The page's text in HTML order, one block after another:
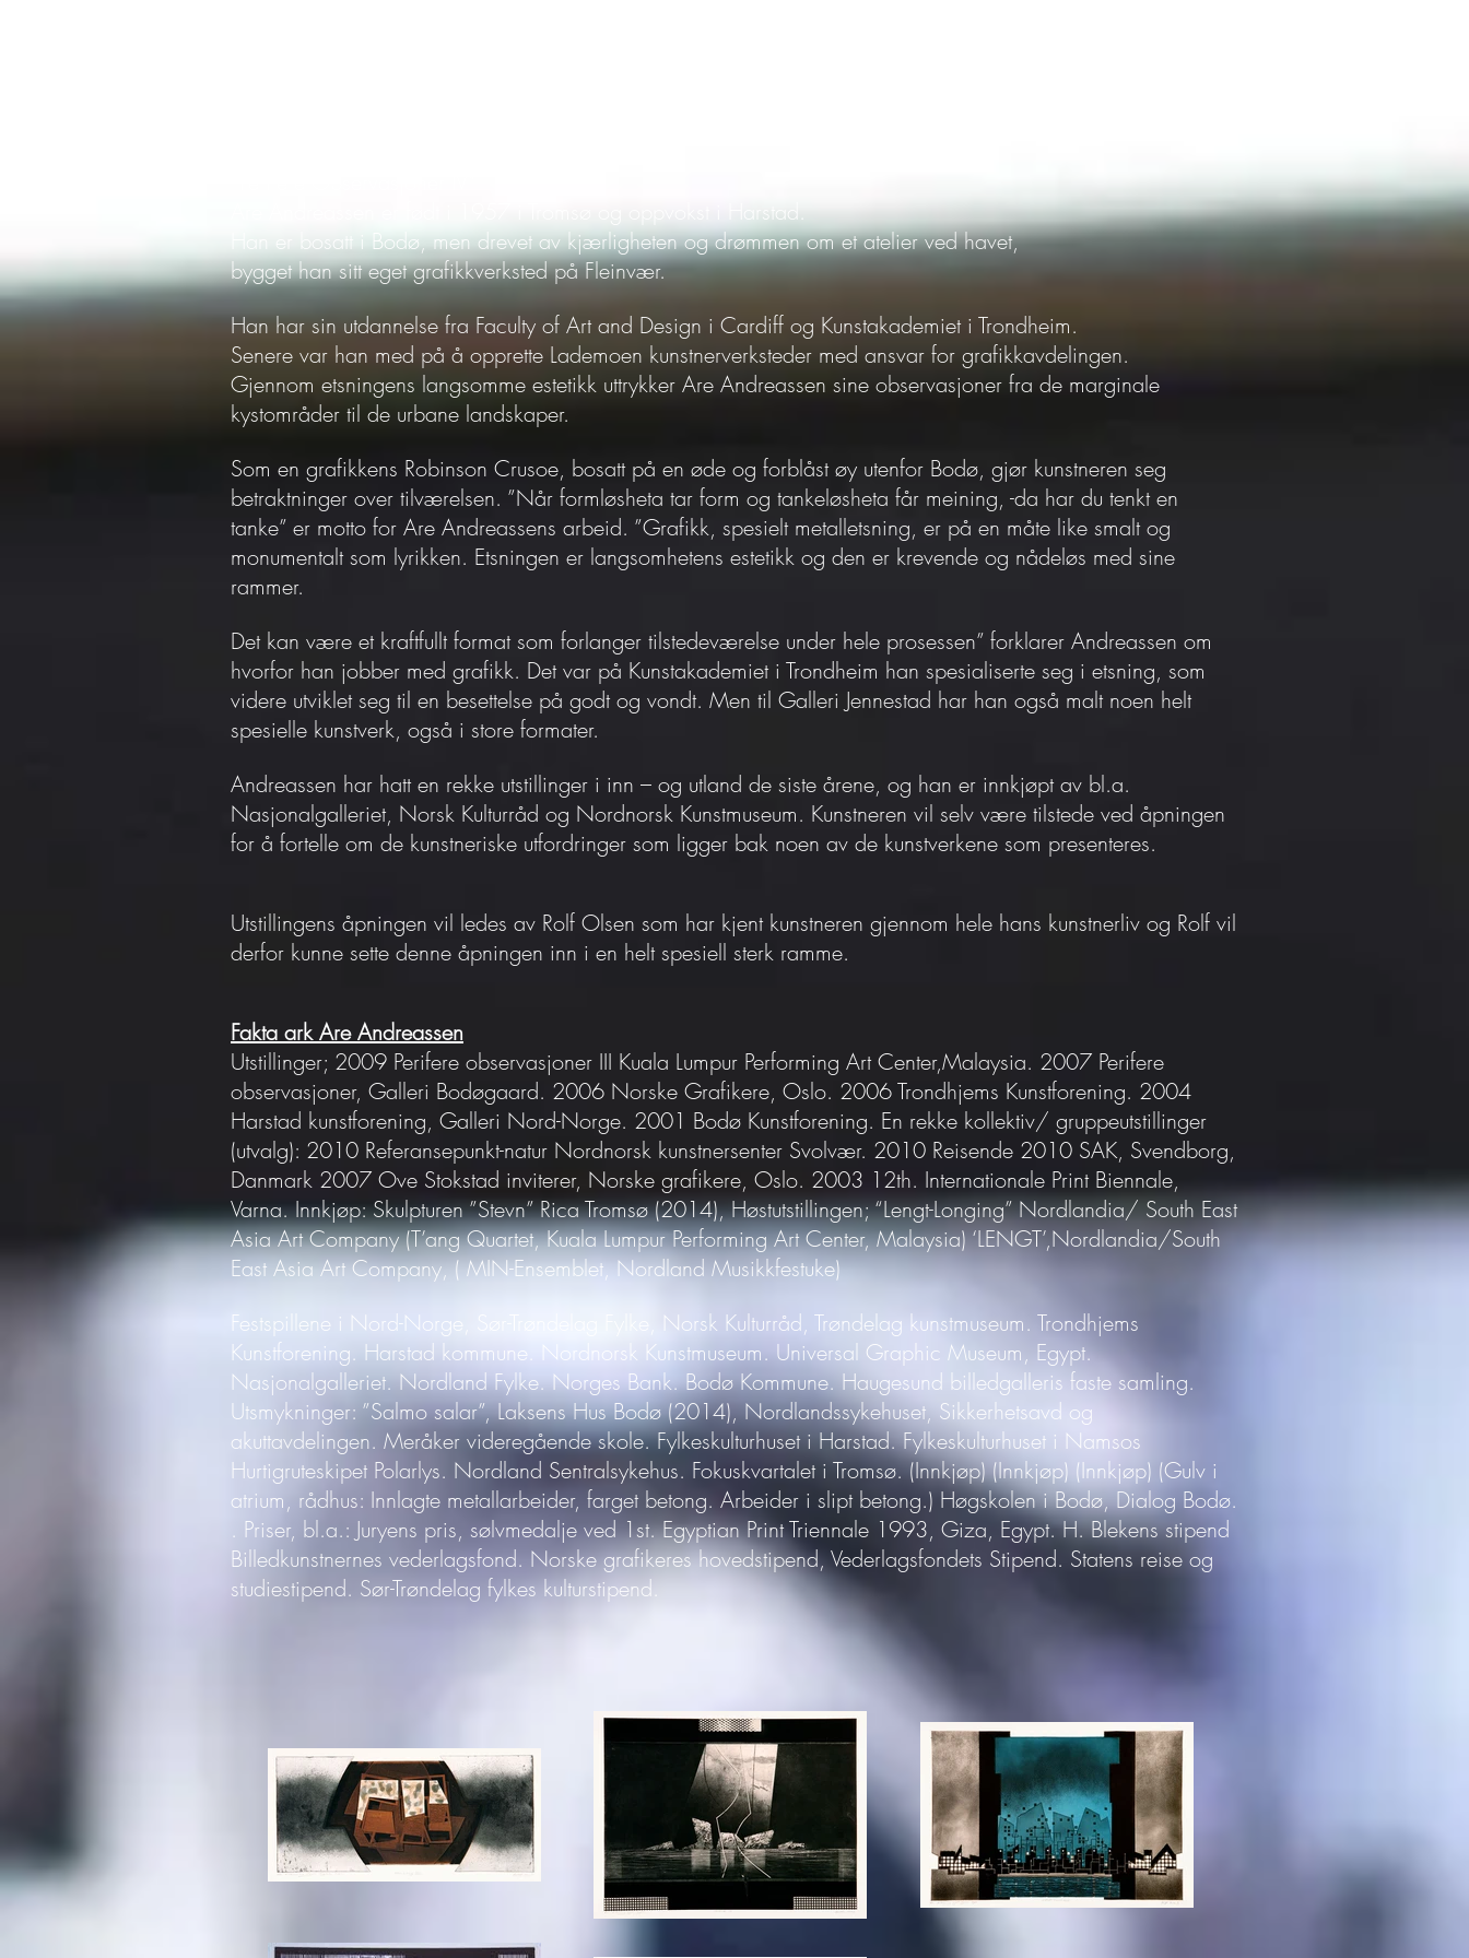
Are Andreassen er født i 1957 i Tromsø og oppvokst i Harstad.
Han er bosatt i Bodø, men drevet av kjærligheten og drømmen om et atelier ved havet,
bygget han sitt eget grafikkverksted på Fleinvær.
Han har sin utdannelse fra Faculty of Art and Design i Cardiff og Kunstakademiet i Trondheim.
Senere var han med på å opprette Lademoen kunstnerverksteder med ansvar for grafikkavdelingen.
Gjennom etsningens langsomme estetikk uttrykker Are Andreassen sine observasjoner fra de marginale
kystområder til de urbane landskaper.
Som en grafikkens Robinson Crusoe, bosatt på en øde og forblåst øy utenfor Bodø, gjør kunstneren seg
betraktninger over tilværelsen. ”Når formløsheta tar form og tankeløsheta får meining, -da har du tenkt en
tanke” er motto for Are Andreassens arbeid. ”Grafikk, spesielt metalletsning, er på en måte like smalt og
monumentalt som lyrikken. Etsningen er langsomhetens estetikk og den er krevende og nådeløs med sine
rammer.
Det kan være et kraftfullt format som forlanger tilstedeværelse under hele prosessen” forklarer Andreassen om
hvorfor han jobber med grafikk. Det var på Kunstakademiet i Trondheim han spesialiserte seg i etsning, som
videre utviklet seg til en besettelse på godt og vondt. Men til Galleri Jennestad har han også malt noen helt
spesielle kunstverk, også i store formater.
Andreassen har hatt en rekke utstillinger i inn – og utland de siste årene, og han er innkjøpt av bl.a.
Nasjonalgalleriet, Norsk Kulturråd og Nordnorsk Kunstmuseum. Kunstneren vil selv være tilstede ved åpningen
for å fortelle om de kunstneriske utfordringer som ligger bak noen av de kunstverkene som presenteres.
Utstillingens åpningen vil ledes av Rolf Olsen som har kjent kunstneren gjennom hele hans kunstnerliv og Rolf vil
derfor kunne sette denne åpningen inn i en helt spesiell sterk ramme.
Fakta ark Are Andreassen
Utstillinger; 2009 Perifere observasjoner III Kuala Lumpur Performing Art Center,Malaysia. 2007 Perifere
observasjoner, Galleri Bodøgaard. 2006 Norske Grafikere, Oslo. 2006 Trondhjems Kunstforening. 2004
Harstad kunstforening, Galleri Nord-Norge. 2001 Bodø Kunstforening. En rekke kollektiv/ gruppeutstillinger
(utvalg): 2010 Referansepunkt-natur Nordnorsk kunstnersenter Svolvær. 2010 Reisende 2010 SAK, Svendborg,
Danmark 2007 Ove Stokstad inviterer, Norske grafikere, Oslo. 2003 12th. Internationale Print Biennale,
Varna. Innkjøp: Skulpturen ”Stevn” Rica Tromsø (2014), Høstutstillingen; “Lengt-Longing” Nordlandia/ South East
Asia Art Company (T’ang Quartet, Kuala Lumpur Performing Art Center, Malaysia) ‘LENGT’,Nordlandia/South
East Asia Art Company, ( MIN-Ensemblet, Nordland Musikkfestuke)
Festspillene i Nord-Norge, Sør-Trøndelag Fylke, Norsk Kulturråd, Trøndelag kunstmuseum. Trondhjems
Kunstforening. Harstad kommune. Nordnorsk Kunstmuseum. Universal Graphic Museum, Egypt.
Nasjonalgalleriet. Nordland Fylke. Norges Bank. Bodø Kommune. Haugesund billedgalleris faste samling.
Utsmykninger: ”Salmo salar”, Laksens Hus Bodø (2014), Nordlandssykehuset, Sikkerhetsavd og
akuttavdelingen. Meråker videregående skole. Fylkeskulturhuset i Harstad. Fylkeskulturhuset i Namsos
Hurtigruteskipet Polarlys. Nordland Sentralsykehus. Fokuskvartalet i Tromsø. (Innkjøp) (Innkjøp) (Innkjøp) (Gulv i
atrium, rådhus: Innlagte metallarbeider, farget betong. Arbeider i slipt betong.) Høgskolen i Bodø, Dialog Bodø.
. Priser, bl.a.: Juryens pris, sølvmedalje ved 1st. Egyptian Print Triennale 1993, Giza, Egypt. H. Blekens stipend
Billedkunstnernes vederlagsfond. Norske grafikeres hovedstipend, Vederlagsfondets Stipend. Statens reise og
studiestipend. Sør-Trøndelag fylkes kulturstipend.